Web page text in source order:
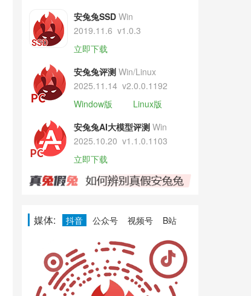
安兔兔SSD Win
2019.11.6 v1.0.3
立即下载
安兔兔评测 Win/Linux
2025.11.14 v2.0.0.1192
Window版
Linux版
安兔兔AI大模型评测 Win
2025.10.20 v1.1.0.1103
立即下载
媒体: 抖音 公众号 视频号 B站